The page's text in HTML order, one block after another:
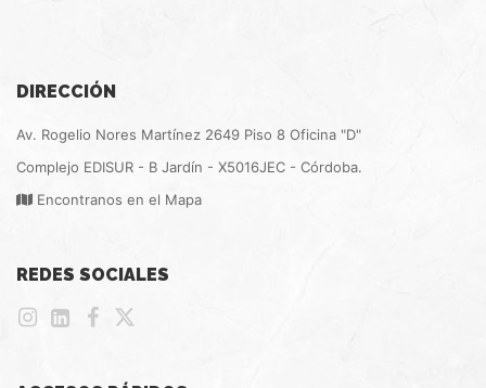
DIRECCIÓN
Av. Rogelio Nores Martínez 2649 Piso 8 Oficina "D"
Complejo EDISUR - B Jardín - X5016JEC - Córdoba.
Encontranos en el Mapa
REDES SOCIALES